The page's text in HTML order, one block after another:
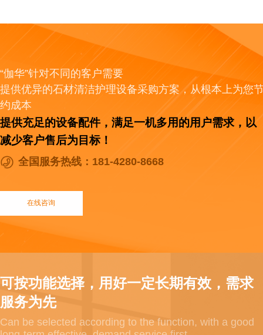
“伽华”针对不同的客户需要
提供优异的石材清洁护理设备采购方案，从根本上为您
约成本
提供充足的设备配件，满足一机多用的用户需求，以
减少客户售后为目标！
全国服务热线：181-4280-8668
在线咨询
可按功能选择，用好一定长期有效，需求
服务为先
Can be selected according to the function, with a good